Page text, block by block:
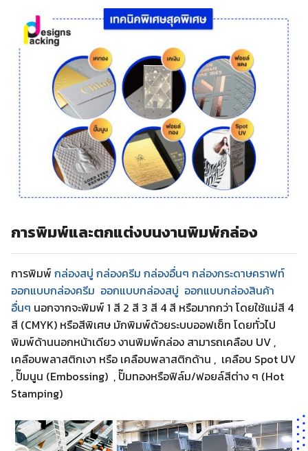
การพิมพ์และตกแต่งบนงานพิมพ์กล่อง
การพิมพ์ กล่องสบู่ กล่องครีม กล่องอื่นๆ กล่องกระดาษคราฟท์
ออกแบบกล่องครีม ออกแบบกล่องสบู่ ออกแบบกล่องสินค้า
อื่นๆ นอกจากจะพิมพ์ 1 สี 2 สี 3 สี 4 สี หรือมากกว่า โดยใช้แม่สี 4
สี (CMYK) หรือสีพิเศษ มักพิมพ์ด้วยระบบออฟเซ็ท โดยทั่วไป
พิมพ์ด้านนอกหน้าเดียว งานพิมพ์กล่อง สามารถเคลือบ UV ,
เคลือบพลาสติกเงา หรือ เคลือบพลาสติกด้าน , เคลือบ Spot UV
, ปั๊มนูน (Embossing) , ปั๊มทองหรือฟิล์ม/ฟอยล์สีต่าง ๆ (Hot
Stamping)